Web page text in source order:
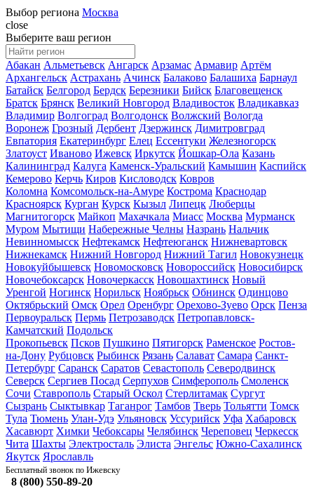
Выбор региона Москва
close
Выберите ваш регион
Абакан Альметьевск Ангарск Арзамас Армавир Артём
Архангельск Астрахань Ачинск Балаково Балашиха Барнаул
Батайск Белгород Бердск Березники Бийск Благовещенск
Братск Брянск Великий Новгород Владивосток Владикавказ
Владимир Волгоград Волгодонск Волжский Вологда
Воронеж Грозный Дербент Дзержинск Димитровград
Евпатория Екатеринбург Елец Ессентуки Железногорск
Златоуст Иваново Ижевск Иркутск Йошкар-Ола Казань
Калининград Калуга Каменск-Уральский Камышин Каспийск
Кемерово Керчь Киров Кисловодск Ковров
Коломна Комсомольск-на-Амуре Кострома Краснодар
Красноярск Курган Курск Кызыл Липецк Люберцы
Магнитогорск Майкоп Махачкала Миасс Москва Мурманск
Муром Мытищи Набережные Челны Назрань Нальчик
Невинномысск Нефтекамск Нефтеюганск Нижневартовск
Нижнекамск Нижний Новгород Нижний Тагил Новокузнецк
Новокуйбышевск Новомосковск Новороссийск Новосибирск
Новочебоксарск Новочеркасск Новошахтинск Новый
Уренгой Ногинск Норильск Ноябрьск Обнинск Одинцово
Октябрьский Омск Орел Оренбург Орехово-Зуево Орск Пенза
Первоуральск Пермь Петрозаводск Петропавловск-
Камчатский Подольск
Прокопьевск Псков Пушкино Пятигорск Раменское Ростов-
на-Дону Рубцовск Рыбинск Рязань Салават Самара Санкт-
Петербург Саранск Саратов Севастополь Северодвинск
Северск Сергиев Посад Серпухов Симферополь Смоленск
Сочи Ставрополь Старый Оскол Стерлитамак Сургут
Сызрань Сыктывкар Таганрог Тамбов Тверь Тольятти Томск
Тула Тюмень Улан-Удэ Ульяновск Уссурийск Уфа Хабаровск
Хасавюрт Химки Чебоксары Челябинск Череповец Черкесск
Чита Шахты Электросталь Элиста Энгельс Южно-Сахалинск
Якутск Ярославль
Бесплатный звонок по Ижевску
8 (800) 550-89-20